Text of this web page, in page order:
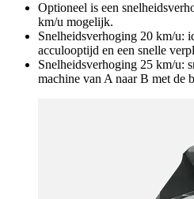
Optioneel is een
km/u mogelijk.
Snelheidsverhoging 20 km/u:
acculooptijd en een snelle
Snelheidsverhoging 25 km/u:
machine van A naar B met de